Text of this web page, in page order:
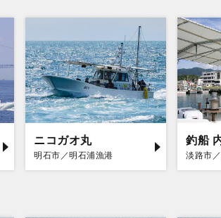
ニコガオ丸
明石市／明石浦漁港
釣船
淡路市